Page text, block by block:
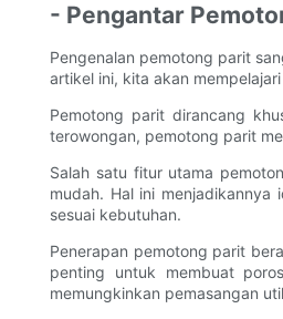
- Pengantar
Pengenalan pemotong parit
artikel ini, kita akan
Pemotong parit dirancang
terowongan, pemotong parit
Salah satu fitur utama
mudah. Hal ini
sesuai kebutuhan.
Penerapan pemotong parit
penting untuk membuat
memungkinkan pemasangan